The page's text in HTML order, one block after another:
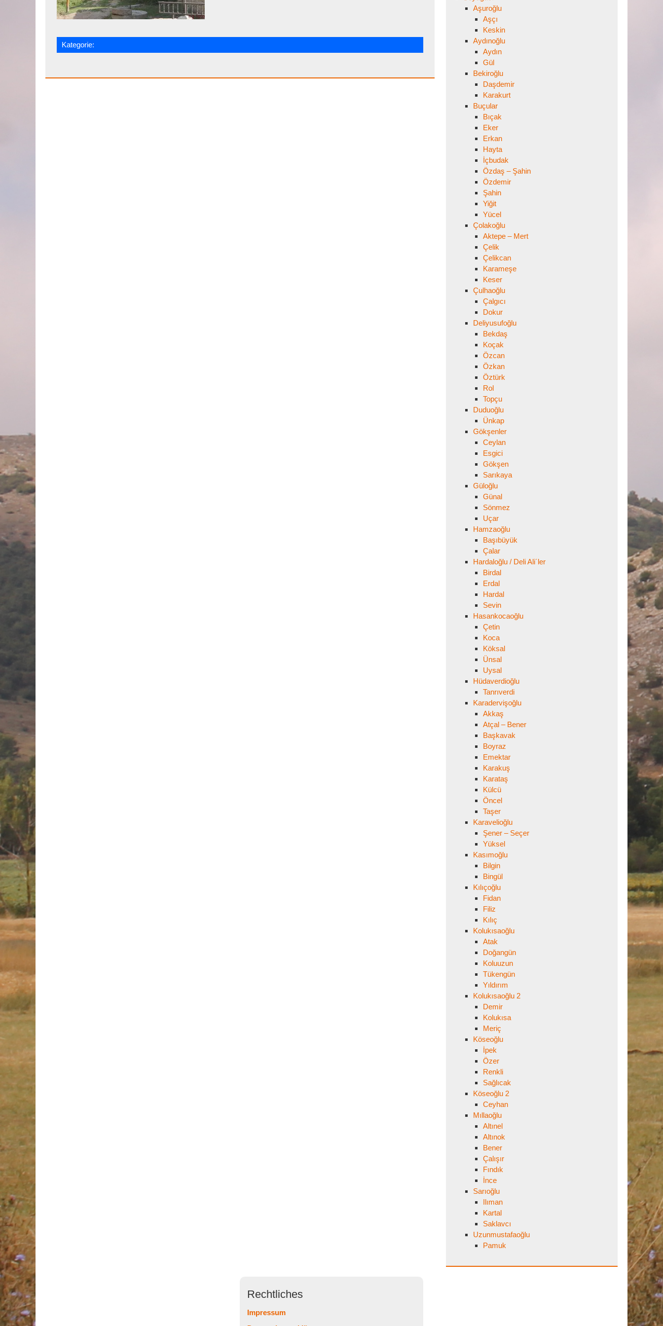
Kategorie:
Aşuroğlu
Aşçı
Keskin
Aydınoğlu
Aydın
Gül
Bekiroğlu
Daşdemir
Karakurt
Buçular
Bıçak
Eker
Erkan
Hayta
İçbudak
Özdaş – Şahin
Özdemir
Şahin
Yiğit
Yücel
Çolakoğlu
Aktepe – Mert
Çelik
Çelikcan
Karameşe
Keser
Çulhaoğlu
Çalgıcı
Dokur
Deliyusufoğlu
Bekdaş
Koçak
Özcan
Özkan
Öztürk
Rol
Topçu
Duduoğlu
Ünkap
Gökşenler
Ceylan
Esgici
Gökşen
Sarıkaya
Güloğlu
Günal
Sönmez
Uçar
Hamzaoğlu
Başıbüyük
Çalar
Hardaloğlu / Deli Ali´ler
Birdal
Erdal
Hardal
Sevin
Hasankocaoğlu
Çetin
Koca
Köksal
Ünsal
Uysal
Hüdaverdioğlu
Tanrıverdi
Karadervişoğlu
Akkaş
Atçal – Bener
Başkavak
Boyraz
Emektar
Karakuş
Karataş
Külcü
Öncel
Taşer
Karavelioğlu
Şener – Seçer
Yüksel
Kasımoğlu
Bilgin
Bingül
Kılıçoğlu
Fidan
Filiz
Kılıç
Kolukısaoğlu
Atak
Doğangün
Koluuzun
Tükengün
Yıldırım
Kolukısaoğlu 2
Demir
Kolukısa
Meriç
Köseoğlu
İpek
Özer
Renkli
Sağlıcak
Köseoğlu 2
Ceyhan
Mıllaoğlu
Altınel
Altınok
Bener
Çalışır
Fındık
İnce
Sarıoğlu
Ilıman
Kartal
Saklavcı
Uzunmustafaoğlu
Pamuk
Rechtliches
Impressum